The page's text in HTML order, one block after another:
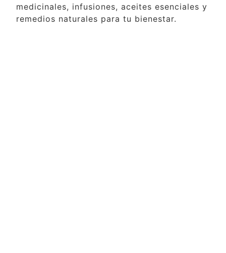
medicinales, infusiones, aceites esenciales y
remedios naturales para tu bienestar.